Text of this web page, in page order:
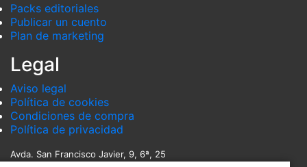
Packs editoriales
Publicar un cuento
Plan de marketing
Legal
Aviso legal
Política de cookies
Condiciones de compra
Política de privacidad
Avda. San Francisco Javier, 9, 6ª, 25